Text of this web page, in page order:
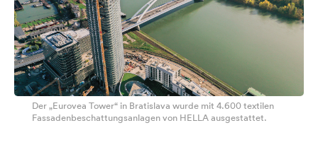
Der „Eurovea Tower“ in Bratislava wurde mit 4.600 textilen
Fassadenbeschattungsanlagen von HELLA ausgestattet.